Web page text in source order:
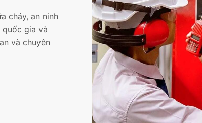
cháy, an ninh
gia và
và chuyên